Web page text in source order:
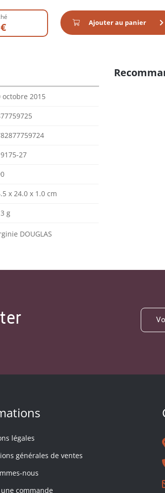
Ajouter au panier
octobre 2015
27
x 24.0 x 1.0 cm
g
DOUGLAS
légales
générales de ventes
nous
commande